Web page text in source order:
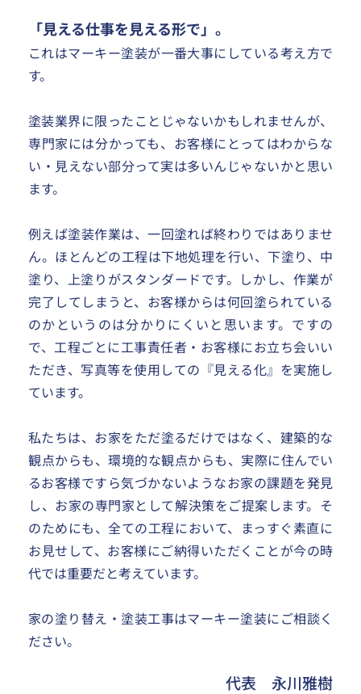
「見える仕事を見える形で」。
これはマーキー塗装が一番大事にしている考え方で
す。
塗装業界に限ったことじゃないかもしれませんが、
専門家には分かっても、お客様にとってはわからな
い・見えない部分って実は多いんじゃないかと思い
ます。
例えば塗装作業は、一回塗れば終わりではありませ
ん。ほとんどの工程は下地処理を行い、下塗り、中
塗り、上塗りがスタンダードです。しかし、作業が
完了してしまうと、お客様からは何回塗られている
のかというのは分かりにくいと思います。ですの
で、工程ごとに工事責任者・お客様にお立ち会いい
ただき、写真等を使用しての『見える化』を実施し
ています。
私たちは、お家をただ塗るだけではなく、建築的な
観点からも、環境的な観点からも、実際に住んでい
るお客様ですら気づかないようなお家の課題を発見
し、お家の専門家として解決策をご提案します。そ
のためにも、全ての工程において、まっすぐ素直に
お見せして、お客様にご納得いただくことが今の時
代では重要だと考えています。
家の塗り替え・塗装工事はマーキー塗装にご相談く
ださい。
代表　永川雅樹